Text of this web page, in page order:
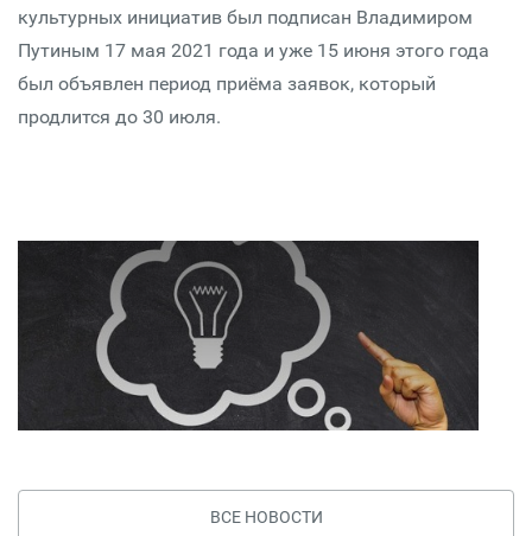
культурных инициатив был подписан Владимиром
Путиным 17 мая 2021 года и уже 15 июня этого года
был объявлен период приёма заявок, который
продлится до 30 июля.
ВСЕ НОВОСТИ